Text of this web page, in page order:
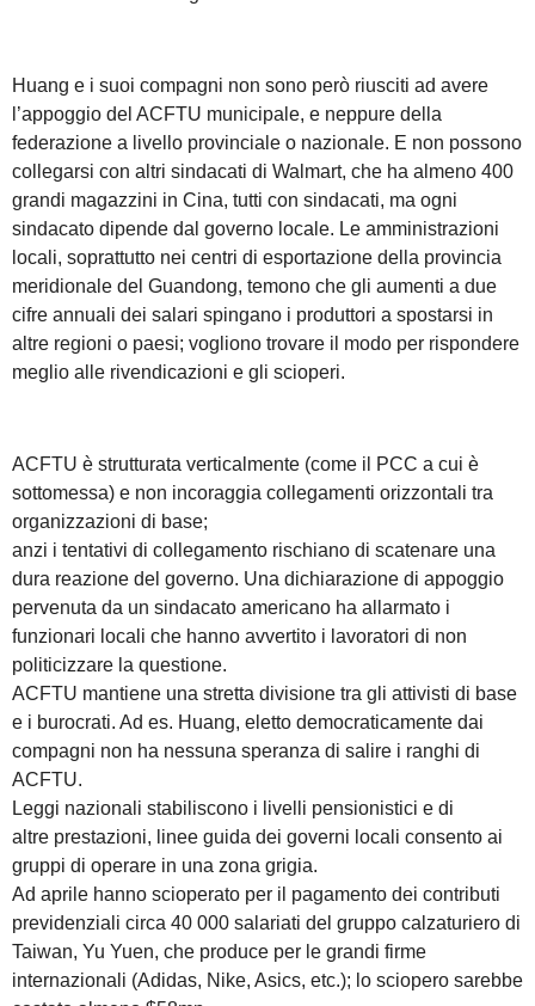
Huang e i suoi compagni non sono però riusciti ad avere
l’appoggio del ACFTU municipale, e neppure della
federazione a livello provinciale o nazionale. E non possono
collegarsi con altri sindacati di Walmart, che ha almeno 400
grandi magazzini in Cina, tutti con sindacati, ma ogni
sindacato dipende dal governo locale. Le amministrazioni
locali, soprattutto nei centri di esportazione della provincia
meridionale del Guandong, temono che gli aumenti a due
cifre annuali dei salari spingano i produttori a spostarsi in
altre regioni o paesi; vogliono trovare il modo per rispondere
meglio alle rivendicazioni e gli scioperi.
ACFTU è strutturata verticalmente (come il PCC a cui è
sottomessa) e non incoraggia collegamenti orizzontali tra
organizzazioni di base;
anzi i tentativi di collegamento rischiano di scatenare una
dura reazione del governo. Una dichiarazione di appoggio
pervenuta da un sindacato americano ha allarmato i
funzionari locali che hanno avvertito i lavoratori di non
politicizzare la questione.
ACFTU mantiene una stretta divisione tra gli attivisti di base
e i burocrati. Ad es. Huang, eletto democraticamente dai
compagni non ha nessuna speranza di salire i ranghi di
ACFTU.
Leggi nazionali stabiliscono i livelli pensionistici e di
altre prestazioni, linee guida dei governi locali consento ai
gruppi di operare in una zona grigia.
Ad aprile hanno scioperato per il pagamento dei contributi
previdenziali circa 40 000 salariati del gruppo calzaturiero di
Taiwan, Yu Yuen, che produce per le grandi firme
internazionali (Adidas, Nike, Asics, etc.); lo sciopero sarebbe